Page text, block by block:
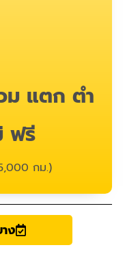
ม แตก ตำ
ฟรี
กม.)
ง